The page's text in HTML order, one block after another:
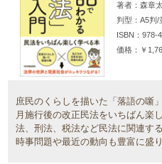
著者
森章
判型
A5判/
ISBN
978-
価格
￥
庶民のくらしを描いた「落語の噺
月施行後の改正民法をいちばん楽
法、刑法、税法など民法に関連す
時事問題や最近の動向も豊富に盛